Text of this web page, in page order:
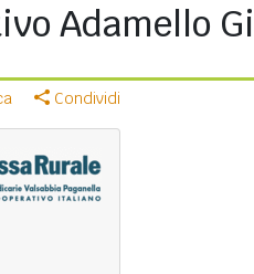
Adamello
Condividi